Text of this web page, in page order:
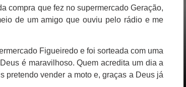
compra que fez no supermercado Geração,
de um amigo que ouviu pelo rádio e me
Figueiredo e foi sorteada com uma
é maravilhoso. Quem acredita um dia a
pretendo vender a moto e, graças a Deus já